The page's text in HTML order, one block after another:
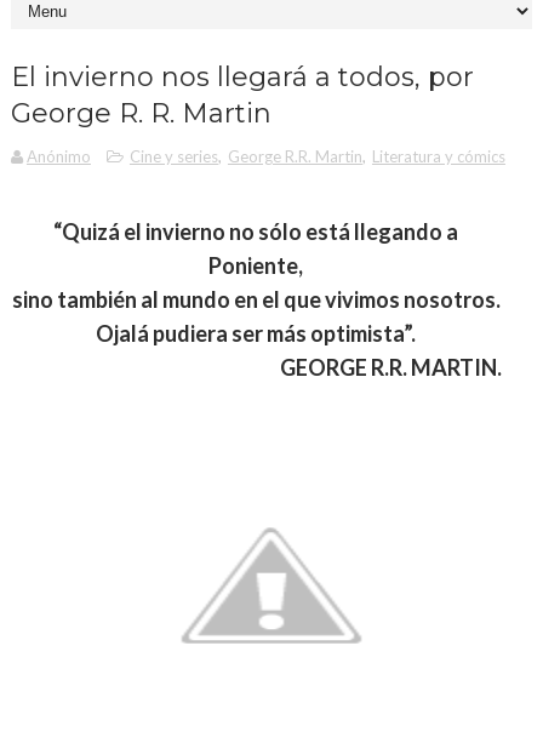
El invierno nos llegará a todos, por
George R. R. Martin
Anónimo Cine y series, George R.R. Martin, Literatura y cómics
“Quizá el invierno no sólo está llegando a
Poniente,
sino también al mundo en el que vivimos nosotros.
Ojalá pudiera ser más optimista”.
GEORGE R.R. MARTIN.